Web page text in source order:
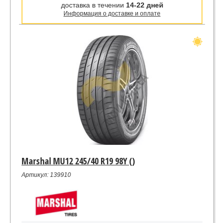
доставка в течении 14-22 дней
Информация о доставке и оплате
Marshal MU12 245/40 R19 98Y ()
Артикул: 139910